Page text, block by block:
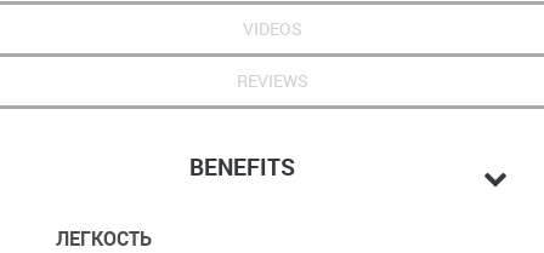
VIDEOS
REVIEWS
BENEFITS
ЛЕГКОСТЬ